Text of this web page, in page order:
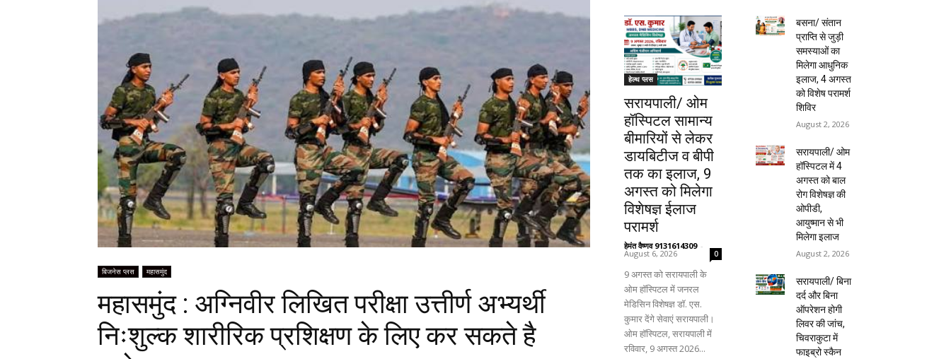
बिजनेस प्लस महासमुंद
महासमुंद : अग्निवीर लिखित परीक्षा उत्तीर्ण अभ्यर्थी
निःशुल्क शारीरिक प्रशिक्षण के लिए कर सकते है
हेल्थ प्लस
सरायपाली/ ओम
हॉस्पिटल सामान्य
बीमारियों से लेकर
डायबिटीज व बीपी
तक का इलाज, 9
अगस्त को मिलेगा
विशेषज्ञ ईलाज
परामर्श
हेमंत वैष्णव 9131614309 -
August 6, 2026 0
9 अगस्त को सरायपाली के
ओम हॉस्पिटल में जनरल
मेडिसिन विशेषज्ञ डॉ. एस.
कुमार देंगे सेवाएं सरायपाली।
ओम हॉस्पिटल, सरायपाली में
रविवार, 9 अगस्त 2026...
बसना/ संतान
प्राप्ति से जुड़ी
समस्याओं का
मिलेगा आधुनिक
इलाज, 4 अगस्त
को विशेष परामर्श
शिविर
August 2, 2026
सरायपाली/ ओम
हॉस्पिटल में 4
अगस्त को बाल
रोग विशेषज्ञ की
ओपीडी,
आयुष्मान से भी
मिलेगा इलाज
August 2, 2026
सरायपाली/ बिना
दर्द और बिना
ऑपरेशन होगी
लिवर की जांच,
चिवराकुटा में
फाइब्रो स्कैन